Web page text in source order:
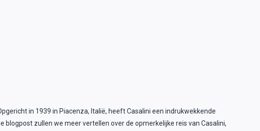
in 1939 in Piacenza, Italië, heeft Casalini een indrukwekkende
zullen we meer vertellen over de opmerkelijke reis van Casalini,